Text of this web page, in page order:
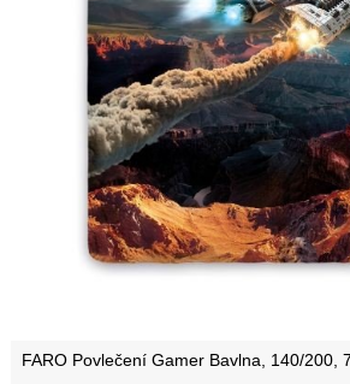
FARO Povlečení Gamer Bavlna, 140/200,